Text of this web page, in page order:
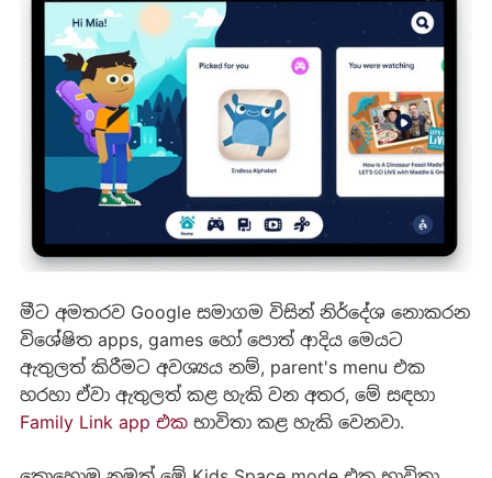
මීට අමතරව Google සමාගම විසින් නිර්දේශ නොකරන
විශේෂිත apps, games හෝ පොත් ආදිය මෙයට
ඇතුලත් කිරීමට අවශ්‍යය නම්, parent's menu එක
හරහා ඒවා ඇතුලත් කළ හැකි වන අතර, මේ සඳහා
Family Link app එකභාවිතා කළ හැකි වෙනවා.